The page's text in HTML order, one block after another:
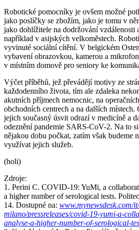
Robotické pomocníky je ovšem možné
jako poslíčky se zbožím, jako je tomu v
jako dohlížitele na dodržování vzdálenosti
například v asijských velkoměstech.
vyvinuté sociální cítění. V belgickém
vybavení obrazovkou, kamerou a
v místním domově pro seniory ke
Výčet příběhů, jež převádějí motivy ze
každodenního života, tím ale zdaleka
akutních příjmech nemocnic, na
obchodních centrech a na dalších místech.
jejich současný úsvit odrazí v medicíně a
odeznění pandemie SARS-CoV-2. Na to
nějakou dobu počkat, zatím však budeme
využívat jejich služeb.
(holi)
Zdroje:
1. Perini C. ​COVID-19: YuMi, a
a higher number of serological tests.
14. Dostupné na: www.mynewsdesk.com/
milano/pressreleases/covid-19-yumi-a-
analyse-a-higher-number-of-serological-